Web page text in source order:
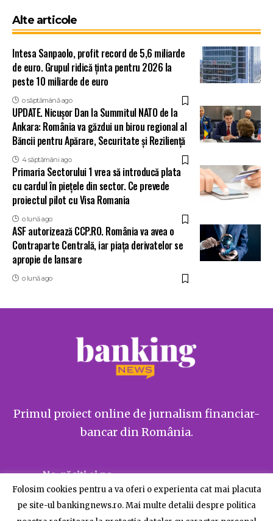
Alte articole
Intesa Sanpaolo, profit record de 5,6 miliarde
de euro. Grupul ridică ținta pentru 2026 la
peste 10 miliarde de euro
o săptămână ago
UPDATE. Nicușor Dan la Summitul NATO de la
Ankara: România va găzdui un birou regional al
Băncii pentru Apărare, Securitate și Reziliență
4 săptămâni ago
Primaria Sectorului 1 vrea să introducă plata
cu cardul în piețele din sector. Ce prevede
proiectul pilot cu Visa Romania
o lună ago
ASF autorizează CCP.RO. România va avea o
Contraparte Centrală, iar piața derivatelor se
apropie de lansare
o lună ago
Primul proiect online de jurnalism financiar-
bancar din România.
Ne găsiți și pe
Folosim cookies pentru a va oferi o experienta cat mai placuta
pe site-ul bankingnews.ro. Mai multe detalii despre politica